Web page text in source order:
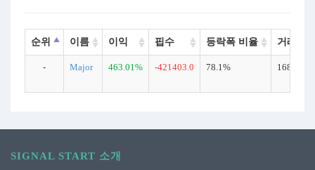
순위 이름 이익 핍수 등락폭 비율 거래 횟
- Major 463.01% -421403.0 78.1% 16814
SIGNAL START 소개